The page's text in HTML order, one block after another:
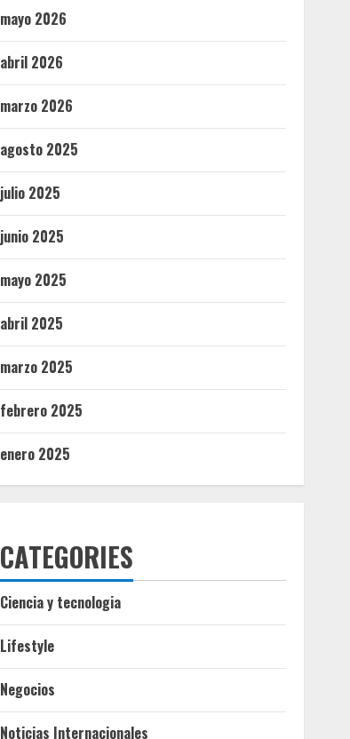
mayo 2026
abril 2026
marzo 2026
agosto 2025
julio 2025
junio 2025
mayo 2025
abril 2025
marzo 2025
febrero 2025
enero 2025
CATEGORIES
Ciencia y tecnologia
Lifestyle
Negocios
Noticias Internacionales